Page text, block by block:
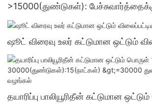
>15000(துண்டுகள்):
(நாட்கள்) 6000-29999
ஷூட் விரைவு உலர் கட்டுமான ஒட்டும்
தயாரிப்பு பாலியூரிதீன் கட்டுமான